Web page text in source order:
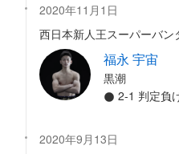
2020年11月1日
西日本新人王スーパーバン
福永 宇宙
黒潮
2-1 判定負
2020年9月13日